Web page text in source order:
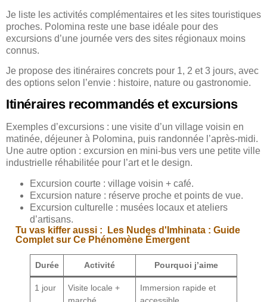
Je liste les activités complémentaires et les sites touristiques
proches. Polomina reste une base idéale pour des
excursions d’une journée vers des sites régionaux moins
connus.
Je propose des itinéraires concrets pour 1, 2 et 3 jours, avec
des options selon l’envie : histoire, nature ou gastronomie.
Itinéraires recommandés et excursions
Exemples d’excursions : une visite d’un village voisin en
matinée, déjeuner à Polomina, puis randonnée l’après-midi.
Une autre option : excursion en mini-bus vers une petite ville
industrielle réhabilitée pour l’art et le design.
Excursion courte : village voisin + café.
Excursion nature : réserve proche et points de vue.
Excursion culturelle : musées locaux et ateliers
d’artisans.
Tu vas kiffer aussi :
Les Nudes d'Imhinata : Guide
Complet sur Ce Phénomène Émergent
Durée Activité Pourquoi j’aime
1 jour
Visite locale +
marché
Immersion rapide et
accessible